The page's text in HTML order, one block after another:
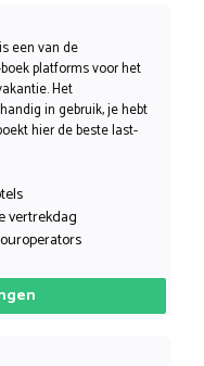
een van de
platforms voor het
Het
in gebruik, je hebt
hier de beste last-
vertrekdag